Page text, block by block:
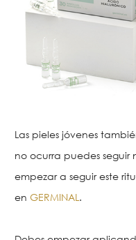
Las pieles jóvenes
no ocurra puedes seguir
empezar a seguir este
en GERMINAL.